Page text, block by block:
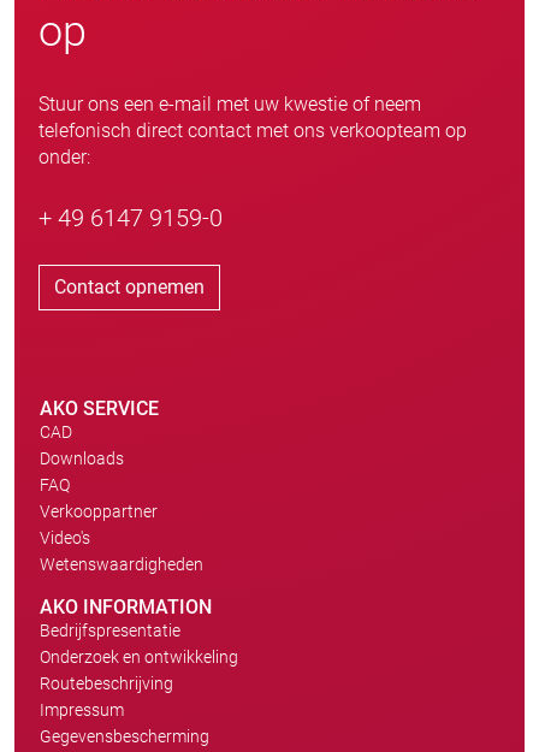
op
Stuur ons een e-mail met uw kwestie of neem
telefonisch direct contact met ons verkoopteam op
onder:
+ 49 6147 9159-0
Contact opnemen
AKO SERVICE
CAD
Downloads
FAQ
Verkooppartner
Video's
Wetenswaardigheden
AKO INFORMATION
Bedrijfspresentatie
Onderzoek en ontwikkeling
Routebeschrijving
Impressum
Gegevensbescherming